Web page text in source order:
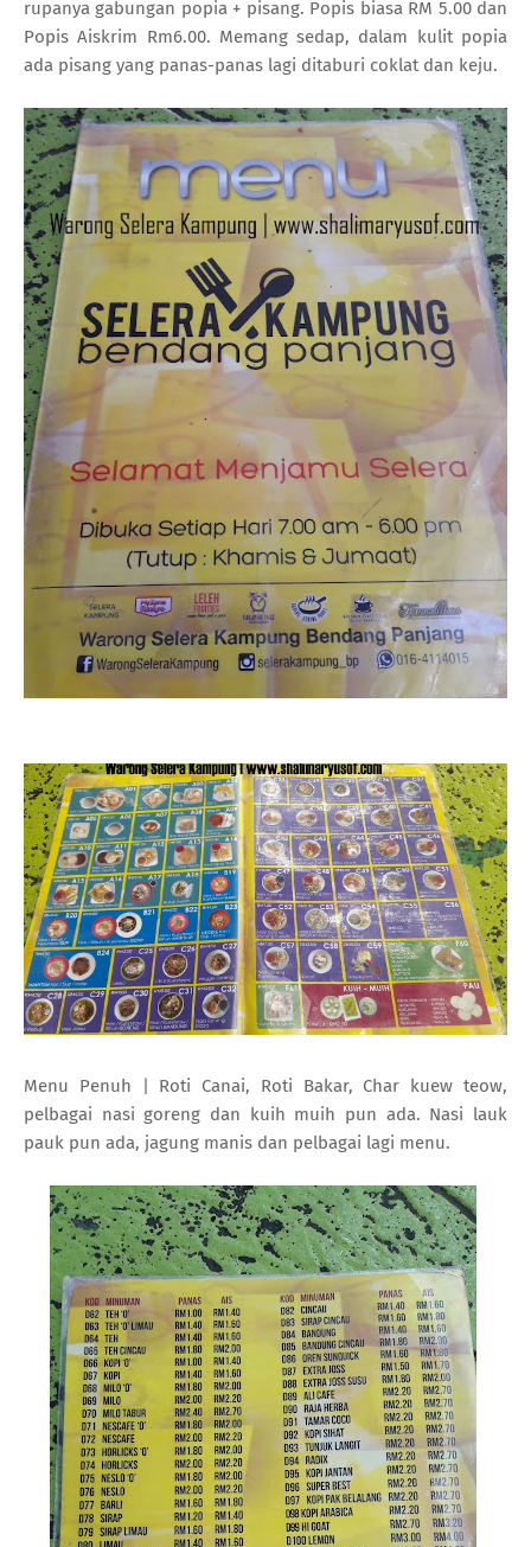
rupanya gabungan popia + pisang. Popis biasa RM 5.00 dan
Popis Aiskrim Rm6.00. Memang sedap, dalam kulit popia
ada pisang yang panas-panas lagi ditaburi coklat dan keju.
Menu Penuh | Roti Canai, Roti Bakar, Char kuew teow,
pelbagai nasi goreng dan kuih muih pun ada. Nasi lauk
pauk pun ada, jagung manis dan pelbagai lagi menu.